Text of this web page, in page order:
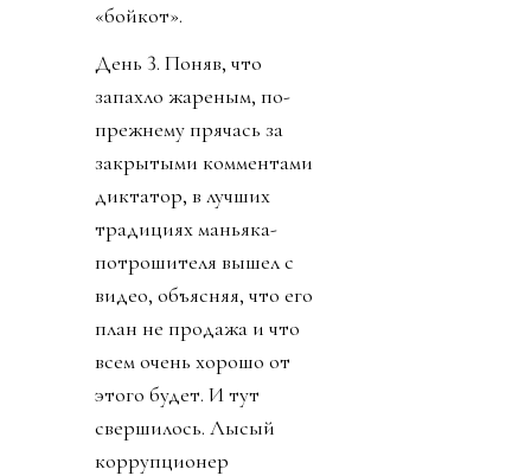
беспредельщицкой
диктаторы так похожи
друг на друга). Причины
такого, вот уж правда,
лизоблюдства начали
вскрываться. Со
стороны федераций
зазвучало слово
«бойкот».
День 3. Поняв, что
запахло жареным, по-
прежнему прячась за
закрытыми комментами